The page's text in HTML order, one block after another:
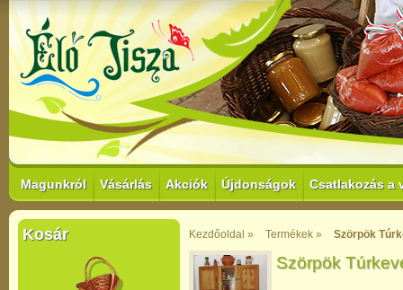
Magunkról Vásárlás Akciók Újdonságok Csatlakozás a
Kosár Kezdőoldal » Termékek » Szörpök
Szörpök